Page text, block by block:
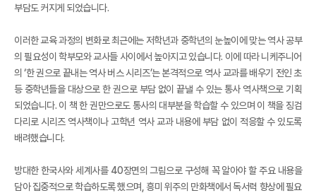
부담도 커지게 되었습니다.
이러한 교육 과정의 변화로 최근에는 저학년과 중학년의 눈높이에 맞는 역사 공부
의 필요성이 학부모와 교사들 사이에서 높아지고 있습니다. 이에 따라 니케주니어
의 ‘한 권으로 끝내는 역사 버스 시리즈’는 본격적으로 역사 교과를 배우기 전인 초
등 중학년들을 대상으로 한 권으로 부담 없이 끝낼 수 있는 통사 역사책으로 기획
되었습니다. 이 책 한 권만으로도 통사의 대부분을 학습할 수 있으며 이 책을 징검
다리로 시리즈 역사책이나 고학년 역사 교과 내용에 부담 없이 적응할 수 있도록
배려했습니다.
방대한 한국사와 세계사를 40장면의 그림으로 구성해 꼭 알아야 할 주요 내용을
담아 집중적으로 학습하도록 했으며, 흥미 위주의 만화책에서 독서력 향상에 필요